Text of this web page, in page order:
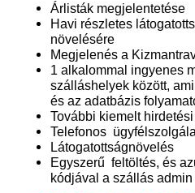
Árlisták megjelentetése
Havi részletes
növelésére
Megjelenés a
1 alkalommal ingyenes
szálláshelyek között,
és az adatbázis
További kiemelt
Telefonos
Látogatottságnövelés
Egyszerű feltöltés, és
kódjával a szállás